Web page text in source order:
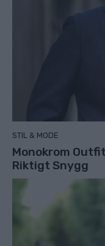
STIL & MODE
Monokrom
Riktigt Snygg